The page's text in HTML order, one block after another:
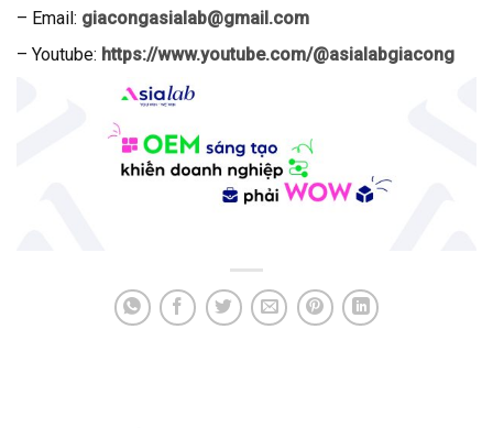
– Email: giacongasialab@gmail.com
– Youtube: https://www.youtube.com/@asialabgiacong